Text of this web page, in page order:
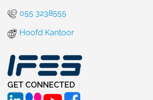
055 3238555
Hoofd Kantoor
GET CONNECTED